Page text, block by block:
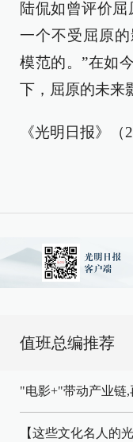
陆侃如曾评价
一个不受屈原
模范的。”在如
下，屈原的未来
《光明日报》（
值班总编推荐
"电影+"带动产业链
【这些文化名人的